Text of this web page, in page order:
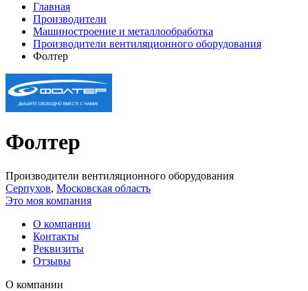
Главная
Производители
Машиностроение и металлообработка
Производители вентиляционного оборудования
Фолтер
Фолтер
Производители вентиляционного оборудования
Серпухов, Московская область
Это моя компания
О компании
Контакты
Реквизиты
Отзывы
О компании